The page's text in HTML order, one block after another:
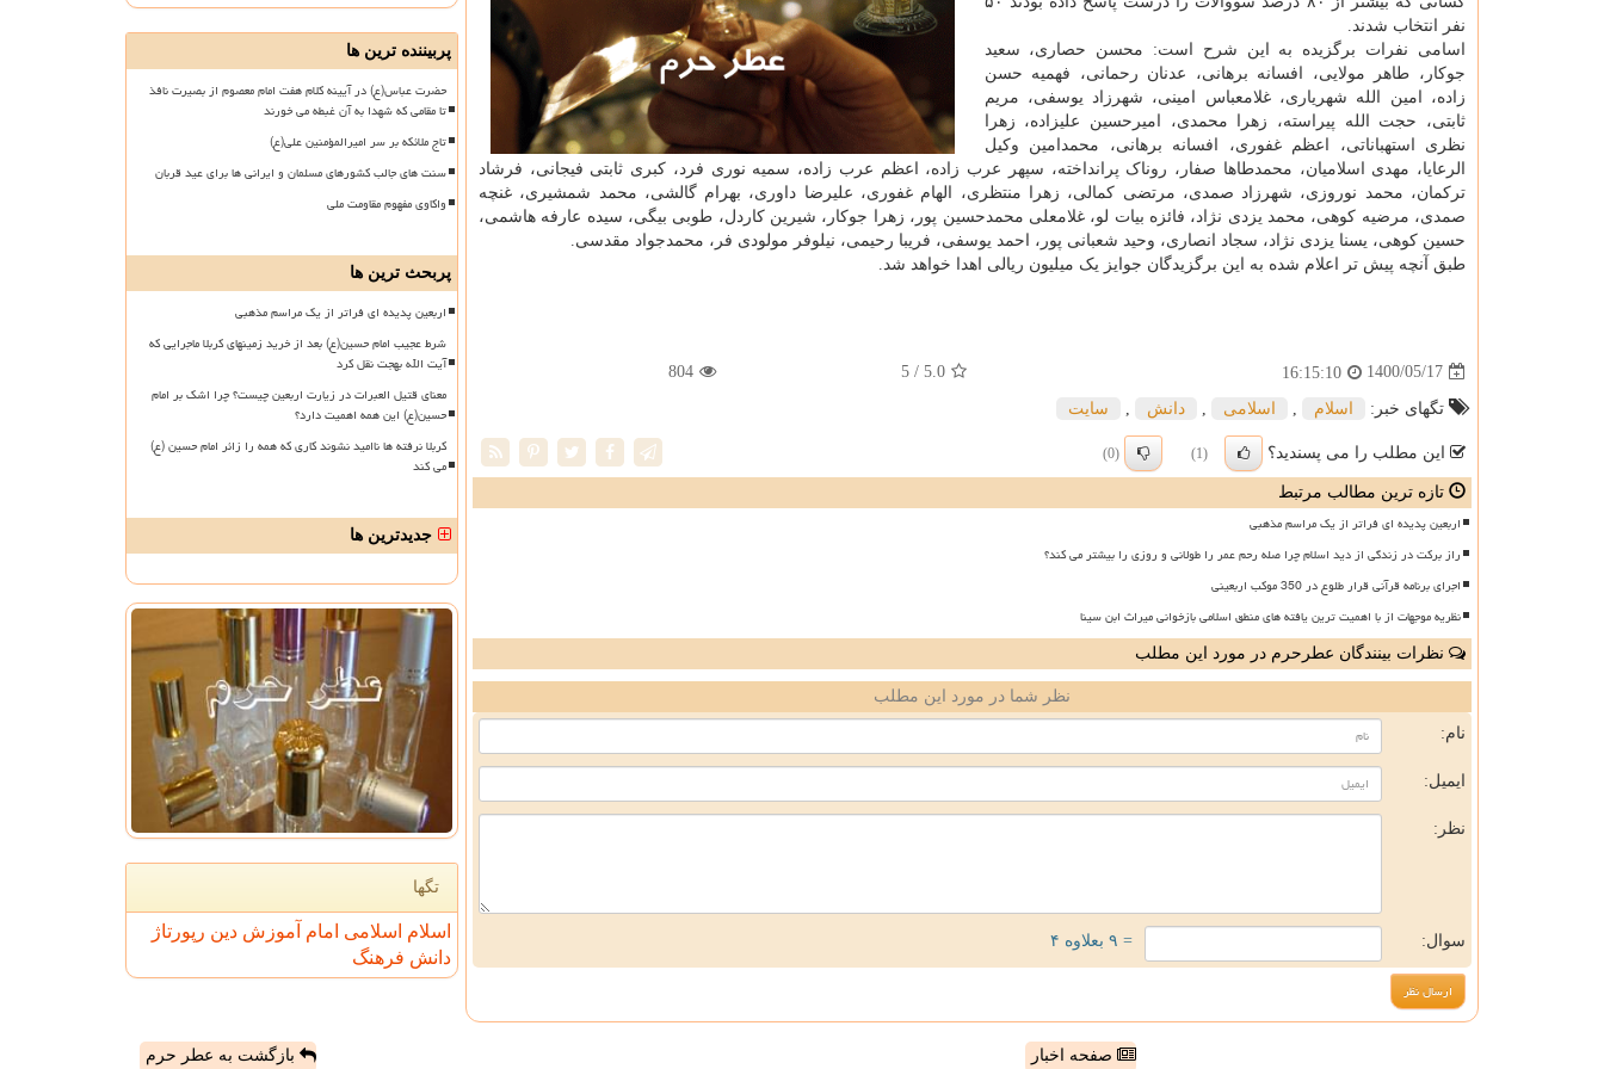
نفر انتخاب شدند.
اسامی نفرات برگزیده به این شرح است: محسن حصاری، سعید
جوکار، طاهر مولایی، افسانه برهانی، عدنان رحمانی، فهمیه حسن
زاده، امین الله شهریاری، غلامعباس امینی، شهرزاد یوسفی، مریم
ثابتی، حجت الله پیراسته، زهرا محمدی، امیرحسین علیزاده، زهرا
نظری استهباناتی، اعظم غفوری، افسانه برهانی، محمدامین وکیل
الرعایا، مهدی اسلامیان، محمدطاها صفار، روناک پرانداخته، سپهر عرب زاده، اعظم عرب زاده، سمیه نوری فرد، کبری ثابتی فیجانی، فرشاد
ترکمان، محمد نوروزی، شهرزاد صمدی، مرتضی کمالی، زهرا منتظری، الهام غفوری، علیرضا داوری، بهرام گالشی، محمد شمشیری، غنچه
صمدی، مرضیه کوهی، محمد یزدی نژاد، فائزه بیات لو، غلامعلی محمدحسین پور، زهرا جوکار، شیرین کاردل، طوبی بیگی، سیده عارفه هاشمی،
حسین کوهی، یسنا یزدی نژاد، سجاد انصاری، وحید شعبانی پور، احمد یوسفی، فریبا رحیمی، نیلوفر مولودی فر، محمدجواد مقدسی.
طبق آنچه پیش تر اعلام شده به این برگزیدگان جوایز یک میلیون ریالی اهدا خواهد شد.
1400/05/17
16:15:10
5.0
/ 5
804
تگهای خبر: اسلام اسلامی دانش سایت
این مطلب را می پسندید؟ (1)
(0)
تازه ترین مطالب مرتبط
اربعین پدیده ای فراتر از یک مراسم مذهبی
راز برکت در زندگی از دید اسلام چرا صله رحم عمر را طولانی و روزی را بیشتر می کند؟
اجرای برنامه قرآنی قرار طلوع در 350 موکب اربعینی
نظریه موجهات از با اهمیت ترین یافته های منطق اسلامی بازخوانی میراث ابن سینا
نظرات بینندگان عطرحرم در مورد این مطلب
نظر شما در مورد این مطلب
نام:
ایمیل:
نظر:
سوال: = ۹ بعلاوه ۴
پربیننده ترین ها
حضرت عباس(ع) در آیینه کلام هفت امام معصوم از بصیرت نافذ
تا مقامی که شهدا به آن غبطه می خورند
تاج ملائکه بر سر امیرالمؤمنین علی(ع)
سنت های جالب کشورهای مسلمان و ایرانی ها برای عید قربان
واکاوی مفهوم مقاومت ملی
پربحث ترین ها
اربعین پدیده ای فراتر از یک مراسم مذهبی
شرط عجیب امام حسین(ع) بعد از خرید زمینهای کربلا ماجرایی که
آیت الله بهجت نقل کرد
معنای قتیل العبرات در زیارت اربعین چیست؟ چرا اشک بر امام
حسین(ع) این همه اهمیت دارد؟
کربلا نرفته ها ناامید نشوند کاری که همه را زائر امام حسین (ع)
می کند
جدیدترین ها
تگها
اسلام اسلامی امام آموزش دین رپورتاژ
دانش فرهنگ
صفحه اخبار بازگشت به عطر حرم